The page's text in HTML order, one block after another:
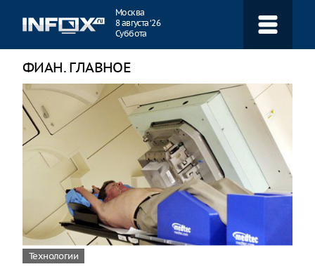
Москва
8 августа ‘26
Суббота
ФИАН. ГЛАВНОЕ
Технологии